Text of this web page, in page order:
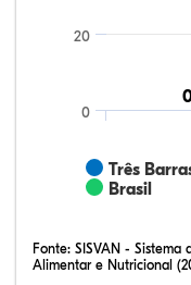
Três
Brasil
0
20
Fonte: SISVAN - Sistema
Alimentar e Nutricional